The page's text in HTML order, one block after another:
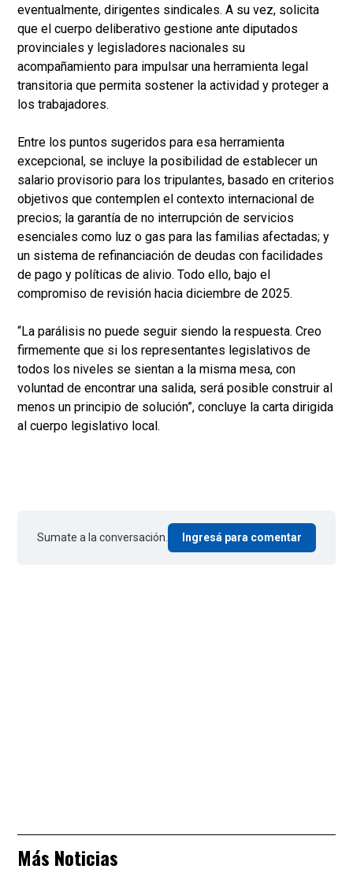
eventualmente, dirigentes sindicales. A su vez, solicita
que el cuerpo deliberativo gestione ante diputados
provinciales y legisladores nacionales su
acompañamiento para impulsar una herramienta legal
transitoria que permita sostener la actividad y proteger a
los trabajadores.
Entre los puntos sugeridos para esa herramienta
excepcional, se incluye la posibilidad de establecer un
salario provisorio para los tripulantes, basado en criterios
objetivos que contemplen el contexto internacional de
precios; la garantía de no interrupción de servicios
esenciales como luz o gas para las familias afectadas; y
un sistema de refinanciación de deudas con facilidades
de pago y políticas de alivio. Todo ello, bajo el
compromiso de revisión hacia diciembre de 2025.
“La parálisis no puede seguir siendo la respuesta. Creo
firmemente que si los representantes legislativos de
todos los niveles se sientan a la misma mesa, con
voluntad de encontrar una salida, será posible construir al
menos un principio de solución”, concluye la carta dirigida
al cuerpo legislativo local.
Sumate a la conversación. Ingresá para comentar
Más Noticias